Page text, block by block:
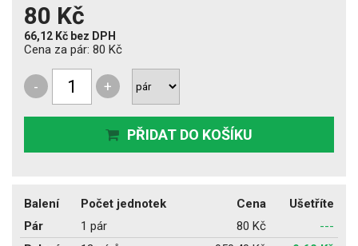
80 Kč
66,12 Kč bez DPH
Cena za pár: 80 Kč
- +
PŘIDAT DO KOŠÍKU
Balení Počet jednotek Cena
Ušetříte
Pár
1 pár 80 Kč
---